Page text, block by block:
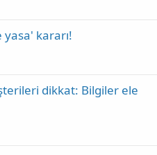
kararı!
dikkat: Bilgiler ele